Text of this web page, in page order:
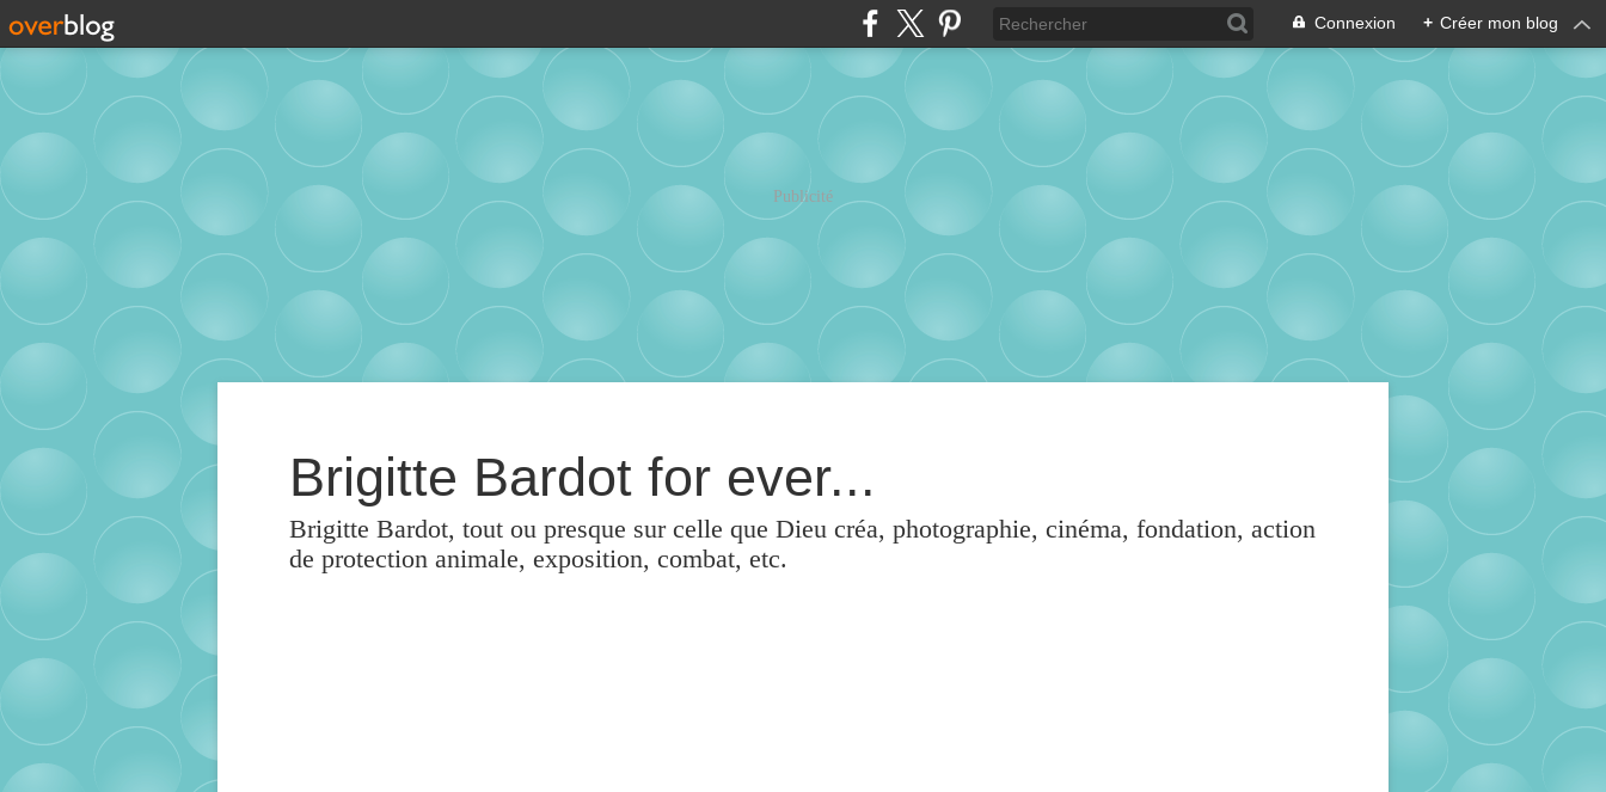
Connexion + Créer mon blog
Publicité
Brigitte Bardot for ever...
Brigitte Bardot, tout ou presque sur celle que Dieu créa, photographie, cinéma, fondation, action
de protection animale, exposition, combat, etc.